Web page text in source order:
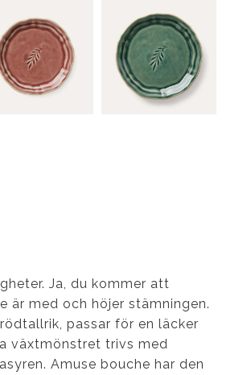
Ja, du kommer att
är med och höjer stämningen.
passar för en läcker
växtmönstret trivs med
Amuse bouche har den